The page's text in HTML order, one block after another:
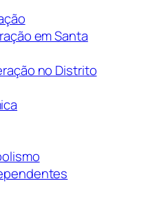
em Santa
no Distrito